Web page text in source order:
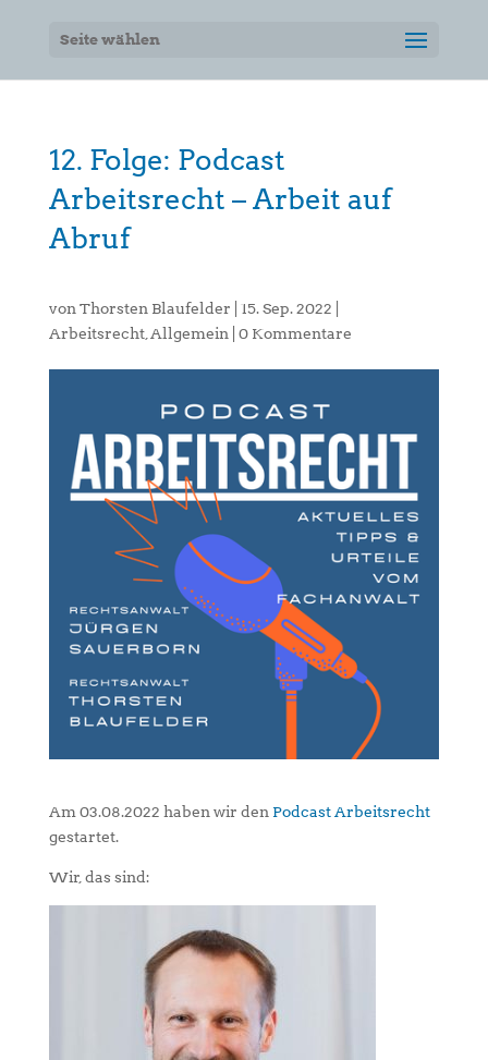
Seite wählen
12. Folge: Podcast
Arbeitsrecht – Arbeit auf
Abruf
von Thorsten Blaufelder 15. Sep. 2022
Arbeitsrecht, Allgemein 0 Kommentare
Am 03.08.2022 haben wir den Podcast Arbeitsrecht
gestartet.
Wir, das sind: